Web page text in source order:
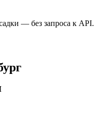
— без запроса к API.